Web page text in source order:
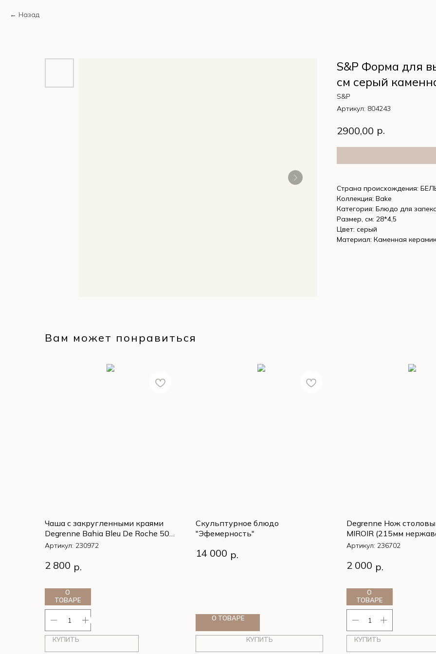
Назад
S&P Форма для
cм серый
S&P
Артикул: 804243
2900,00 р.
Страна происхождения:
Коллекция: Bake
Категория: Блюдо для
Размер, см: 28*4,5
Цвет: серый
Материал: Каменная
Вам может понравиться
Чаша с закругленными краями
Degrenne Bahia Bleu De Roche 500
мл/14 см, Синий
Артикул: 230972
2 800 р.
О
ТОВАРЕ
КУПИТЬ
Скульптурное блюдо
"Эфемерность"
14 000 р.
О ТОВАРЕ
КУПИТЬ
Degrenne Нож
MIROIR (215мм
сталь 18/10)
Артикул: 236702
2 000 р.
О
ТОВАРЕ
КУПИТЬ